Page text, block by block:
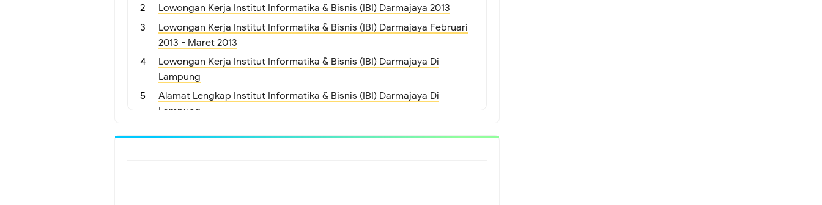
Lowongan Kerja Institut Informatika & Bisnis (IBI) Darmajaya 2013
Lowongan Kerja Institut Informatika & Bisnis (IBI) Darmajaya Februari
2013 - Maret 2013
Lowongan Kerja Institut Informatika & Bisnis (IBI) Darmajaya Di
Lampung
Alamat Lengkap Institut Informatika & Bisnis (IBI) Darmajaya Di
Lampung